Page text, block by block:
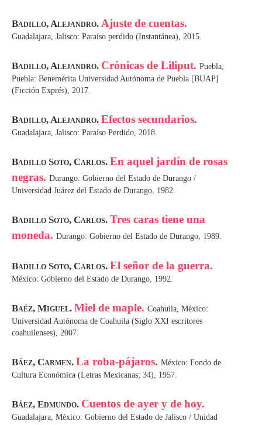
Badillo, Alejandro. Ajuste de cuentas.
Guadalajara, Jalisco: Paraíso perdido (Instantánea), 2015.
Badillo, Alejandro. Crónicas de Liliput. Puebla,
Puebla: Benemérita Universidad Autónoma de Puebla [BUAP]
(Ficción Exprés), 2017.
Badillo, Alejandro. Efectos secundarios.
Guadalajara, Jalisco: Paraíso Perdido, 2018.
Badillo Soto, Carlos. En aquel jardín de rosas
negras. Durango: Gobierno del Estado de Durango /
Universidad Juárez del Estado de Durango, 1982.
Badillo Soto, Carlos. Tres caras tiene una
moneda. Durango: Gobierno del Estado de Durango, 1989.
Badillo Soto, Carlos. El señor de la guerra.
México: Gobierno del Estado de Durango, 1992.
Baéz, Miguel. Miel de maple. Coahuila, México:
Universidad Autónoma de Coahuila (Siglo XXI escritores
coahuilenses), 2007.
Báez, Carmen. La roba-pájaros. México: Fondo de
Cultura Económica (Letras Mexicanas; 34), 1957.
Báez, Edmundo. Cuentos de ayer y de hoy.
Guadalajara, México: Gobierno del Estado de Jalisco / Unidad